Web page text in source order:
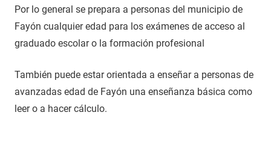
Por lo general se prepara a personas del municipio de
Fayón cualquier edad para los exámenes de acceso al
graduado escolar o la formación profesional
También puede estar orientada a enseñar a personas de
avanzadas edad de Fayón una enseñanza básica como
leer o a hacer cálculo.